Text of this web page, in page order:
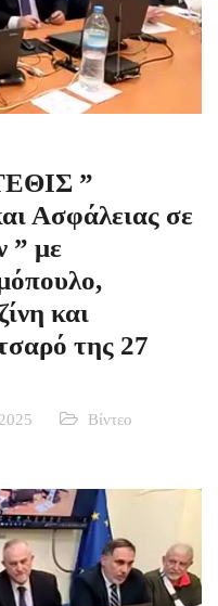
”
Ασφάλειας σε
” με
και
της 27
Βίντεο